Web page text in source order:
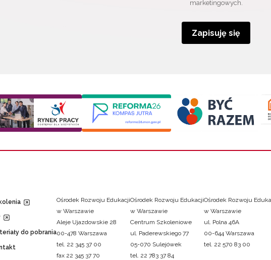
marketingowych.
Zapisuję się
do pobrania
Ośrodek Rozwoju Edukacji
w Warszawie
Aleje Ujazdowskie 28
00-478 Warszawa
tel. 22 345 37 00
fax 22 345 37 70
Ośrodek Rozwoju Edukacji
w Warszawie
Centrum Szkoleniowe
ul. Paderewskiego 77
05-070 Sulejówek
tel. 22 783 37 84
Ośrodek Rozwoju
w Warszawie
ul. Polna 46A
00-644 Warszawa
tel. 22 570 83 00